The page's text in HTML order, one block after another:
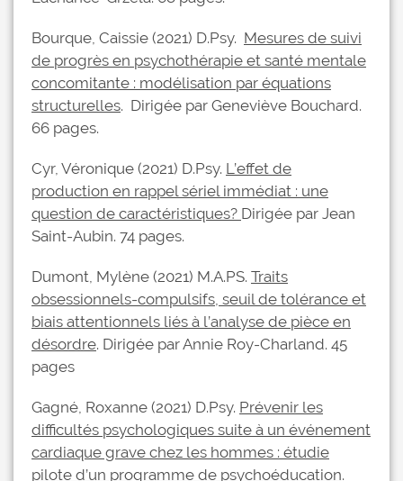
Bourque, Caissie (2021) D.Psy. Mesures de suivi
de progrès en psychothérapie et santé mentale
concomitante : modélisation par équations
structurelles. Dirigée par Geneviève Bouchard.
66 pages.
Cyr, Véronique (2021) D.Psy. L’effet de
production en rappel sériel immédiat : une
question de caractéristiques? Dirigée par Jean
Saint-Aubin. 74 pages.
Dumont, Mylène (2021) M.A.PS. Traits
obsessionnels-compulsifs, seuil de tolérance et
biais attentionnels liés à l’analyse de pièce en
désordre. Dirigée par Annie Roy-Charland. 45
pages
Gagné, Roxanne (2021) D.Psy. Prévenir les
difficultés psychologiques suite à un événement
cardiaque grave chez les hommes : étudie
pilote d’un programme de psychoéducation.